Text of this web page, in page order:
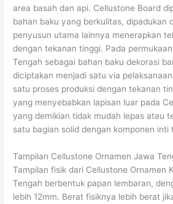
area basah dan api. Cellustone Board
bahan baku yang berkulitas, dipadukan
penyusun utama lainnya menerapkan
dengan tekanan tinggi. Pada
Tengah sebagai bahan baku dekorasi
diciptakan menjadi satu via
satu proses produksi dengan tekanan
yang menyebabkan lapisan luar pada
yang demikian tidak mudah lepas atau
satu bagian solid dengan komponen inti
Tampilan Cellustone Ornamen Jawa
Tampilan fisik dari Cellustone Ornamen
Tengah berbentuk papan lembaran,
lebih 12mm. Berat fisiknya lebih berat